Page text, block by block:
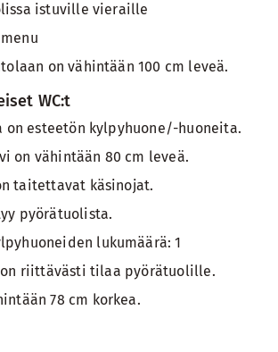
istuville vieraille
on vähintään 100 cm leveä.
WC:t
on esteetön kylpyhuone/-huoneita.
on vähintään 80 cm leveä.
taitettavat käsinojat.
pyörätuolista.
lukumäärä: 1
on riittävästi tilaa pyörätuolille.
78 cm korkea.